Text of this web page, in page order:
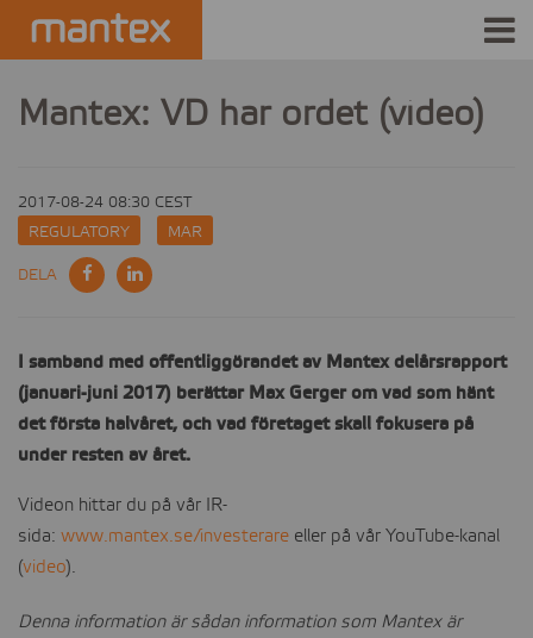
HOW IT WORKS
STORIES
ABOUT US
IR
PRESS
CONTACT
Mantex: VD har ordet (video)
2017-08-24 08:30 CEST
REGULATORY
MAR
DELA
I samband med offentliggörandet av Mantex delårsrapport
(januari-juni 2017) berättar Max Gerger om vad som hänt
det första halvåret, och vad företaget skall fokusera på
under resten av året.
Videon hittar du på vår IR-
sida: www.mantex.se/investerare eller på vår YouTube-kanal
(video).
Denna information är sådan information som Mantex är